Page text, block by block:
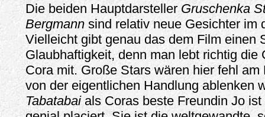
Die beiden Hauptdarsteller Gruschenka
Bergmann sind relativ neue Gesichter im
Vielleicht gibt genau das dem Film einen
Glaubhaftigkeit, denn man lebt richtig die
Cora mit. Große Stars wären hier fehl am
von der eigentlichen Handlung ablenken
Tabatabaials Coras beste Freundin Jo